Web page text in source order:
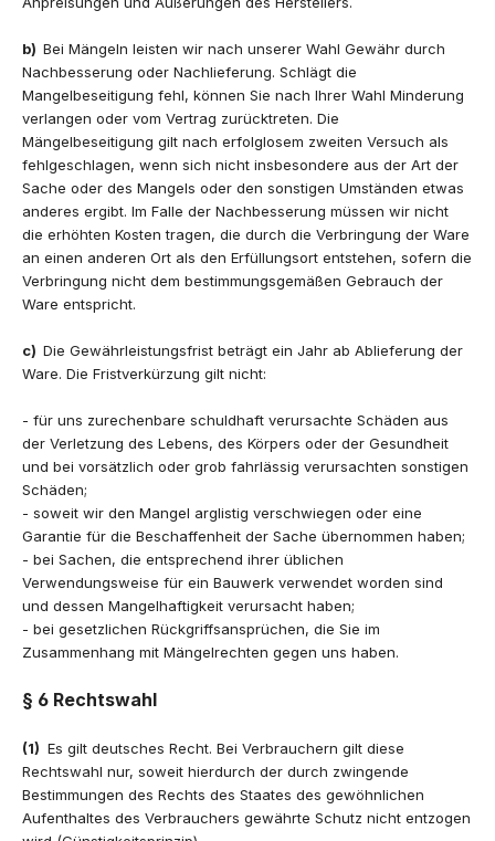
b) Bei Mängeln leisten wir nach unserer Wahl Gewähr durch
Nachbesserung oder Nachlieferung. Schlägt die
Mangelbeseitigung fehl, können Sie nach Ihrer Wahl Minderung
verlangen oder vom Vertrag zurücktreten. Die
Mängelbeseitigung gilt nach erfolglosem zweiten Versuch als
fehlgeschlagen, wenn sich nicht insbesondere aus der Art der
Sache oder des Mangels oder den sonstigen Umständen etwas
anderes ergibt. Im Falle der Nachbesserung müssen wir nicht
die erhöhten Kosten tragen, die durch die Verbringung der Ware
an einen anderen Ort als den Erfüllungsort entstehen, sofern die
Verbringung nicht dem bestimmungsgemäßen Gebrauch der
Ware entspricht.
c) Die Gewährleistungsfrist beträgt ein Jahr ab Ablieferung der
Ware. Die Fristverkürzung gilt nicht:
- für uns zurechenbare schuldhaft verursachte Schäden aus
der Verletzung des Lebens, des Körpers oder der Gesundheit
und bei vorsätzlich oder grob fahrlässig verursachten sonstigen
Schäden;
- soweit wir den Mangel arglistig verschwiegen oder eine
Garantie für die Beschaffenheit der Sache übernommen haben;
- bei Sachen, die entsprechend ihrer üblichen
Verwendungsweise für ein Bauwerk verwendet worden sind
und dessen Mangelhaftigkeit verursacht haben;
- bei gesetzlichen Rückgriffsansprüchen, die Sie im
Zusammenhang mit Mängelrechten gegen uns haben.
§ 6 Rechtswahl
(1) Es gilt deutsches Recht. Bei Verbrauchern gilt diese
Rechtswahl nur, soweit hierdurch der durch zwingende
Bestimmungen des Rechts des Staates des gewöhnlichen
Aufenthaltes des Verbrauchers gewährte Schutz nicht entzogen